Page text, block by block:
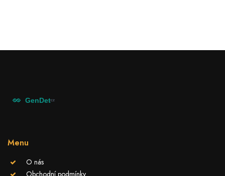
Menu
O nás
Obchodní podmínky